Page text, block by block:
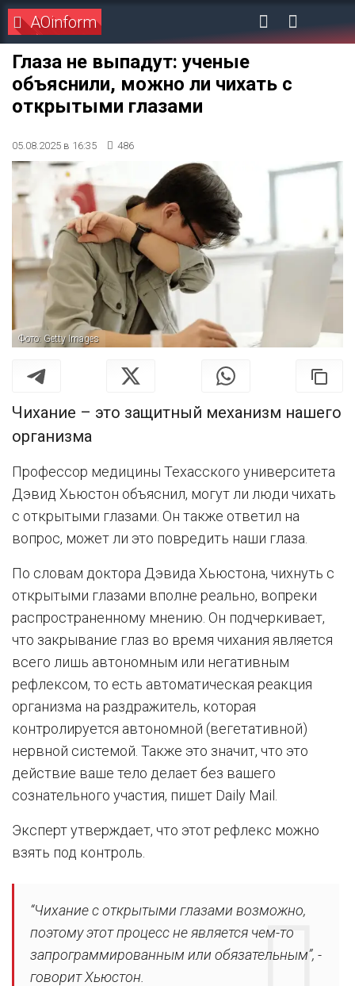
AOinform
Глаза не выпадут: ученые
объяснили, можно ли чихать с
открытыми глазами
05.08.2025 в 16:35 486
Фото: Getty Images
Чихание – это защитный механизм нашего
организма
Профессор медицины Техасского университета
Дэвид Хьюстон объяснил, могут ли люди чихать
с открытыми глазами. Он также ответил на
вопрос, может ли это повредить наши глаза.
По словам доктора Дэвида Хьюстона, чихнуть с
открытыми глазами вполне реально, вопреки
распространенному мнению. Он подчеркивает,
что закрывание глаз во время чихания является
всего лишь автономным или негативным
рефлексом, то есть автоматическая реакция
организма на раздражитель, которая
контролируется автономной (вегетативной)
нервной системой. Также это значит, что это
действие ваше тело делает без вашего
сознательного участия, пишет Daily Mail.
Эксперт утверждает, что этот рефлекс можно
взять под контроль.
“Чихание с открытыми глазами возможно,
поэтому этот процесс не является чем-то
запрограммированным или обязательным”, -
говорит Хьюстон.